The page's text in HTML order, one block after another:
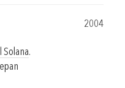
2004
Solana.